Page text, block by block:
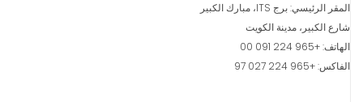
المقر الرئيسي: برج ITS، مبارك الكبير
شارع الكبير، مدينة الكويت
الهاتف: +965 224 091 00
الفاكس: +965 224 027 97